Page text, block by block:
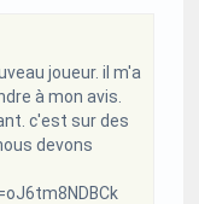
joueur. il m'a
à mon avis.
c'est sur des
devons